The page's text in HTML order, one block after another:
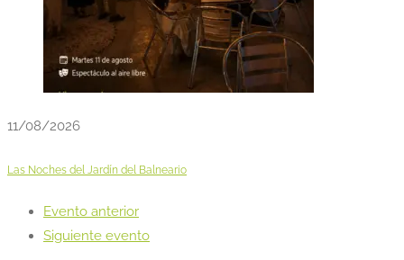
11/08/2026
Las Noches del Jardín del Balneario
Evento anterior
Siguiente evento